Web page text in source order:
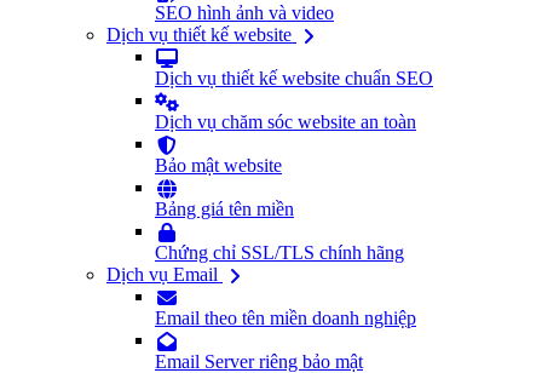
SEO hình ảnh và video
Dịch vụ thiết kế website
Dịch vụ thiết kế website chuẩn SEO
Dịch vụ chăm sóc website an toàn
Bảo mật website
Bảng giá tên miền
Chứng chỉ SSL/TLS chính hãng
Dịch vụ Email
Email theo tên miền doanh nghiệp
Email Server riêng bảo mật